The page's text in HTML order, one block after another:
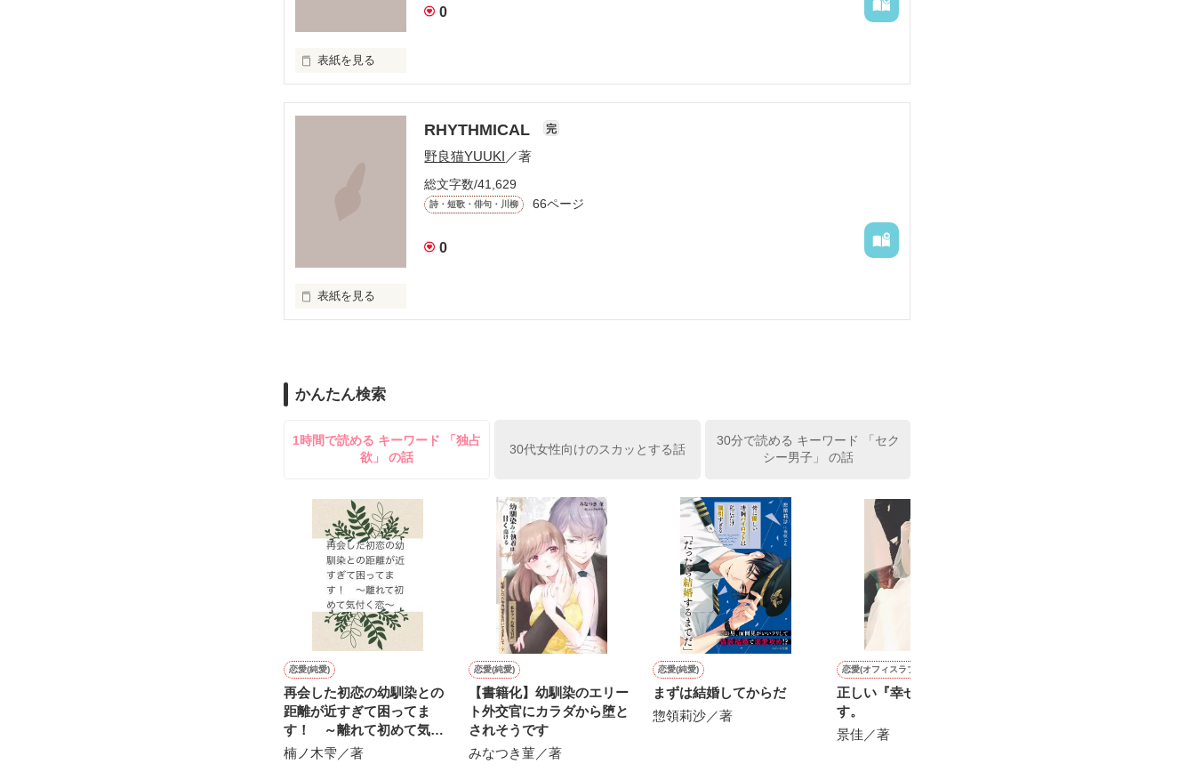
ただひとつ
0
表紙を見る
無知を振りかざして
もがいたふりをしていた
知っていく度に
やっと君との
RHYTHMICAL 完
野良猫YUUKI ／著
総文字数/41,629
詩・短歌・俳句・川柳 66ページ
0
表紙を見る
かんたん検索
1時間で読める キーワード 「独占
欲」 の話
30代女性向けのスカッとする話
30分で読める キーワード 「セク
シー男子」 の話
恋愛(純愛)
再会した初恋の幼馴染との
距離が近すぎて困ってま
す！ ～離れて初めて気付
く恋～
楠ノ木雫／著
恋愛(純愛)
【書籍化】幼馴染のエリー
ト外交官にカラダから堕と
されそうです
みなつき菫／著
恋愛(純愛)
まずは結婚してからだ
惣領莉沙／著
恋愛(オフィスラブ)
正しい『幸せ』保証致しま
す。
景佳／著